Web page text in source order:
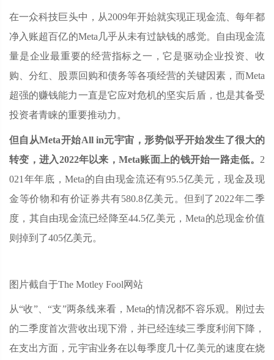
在一众科技巨头中，从2009年开始就实现正现金流、每年都
净入账超百亿的Meta几乎从未有过缺钱的感觉。自由现金流
量是企业最重要的经营指标之一，它是驱动企业投资、收
购、分红、股票回购和债务等各项经营的关键因素，而Meta
超强的赚钱能力一直是它应对危机的坚实后盾，也是其备受
投资者青睐的重要推动力。
但自从Meta开始All in元宇宙，形势似乎开始发生了很大的
转变，进入2022年以来，Meta账面上的钱开始一路走低。 2
021年年底，Meta的自由现金流还有95.5亿美元，现金及现
金等价物和有价证券共有580.8亿美元。但到了2022年二季
度，其自由现金流已经降至44.5亿美元，Meta的总现金价值
则掉到了405亿美元。
图片截自于The Motley Fool网站
从“收”、“支”两条线来看，Meta的情况都不容乐观。刚过去
的二季度首次营收出现下滑，并已经连续三季度利润下降，
在支出方面，元宇宙业务在以每季度几十亿美元的速度在烧